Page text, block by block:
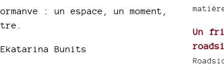
: un espace, un moment,
Bunits
Un